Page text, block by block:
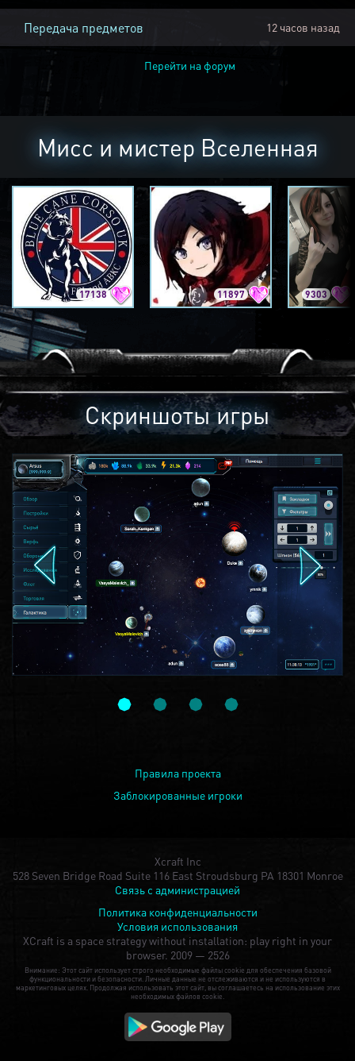
Передача предметов 12 часов назад
Перейти на форум
Мисс и мистер Вселенная
17138 11897 9303
Скриншоты игры
Правила проекта
Заблокированные игроки
Xcraft Inc
528 Seven Bridge Road Suite 116 East Stroudsburg PA 18301 Monroe
Связь с администрацией
Политика конфиденциальности
Условия использования
XCraft is a space strategy without installation: play right in your
browser. 2009 — 2526
Внимание: Этот сайт использует строго необходимые файлы cookie для обеспечения базовой
функциональности и безопасности. Личные данные не отслеживаются и не используются в
маркетинговых целях. Продолжая использовать этот сайт, вы соглашаетесь на использование этих
необходимых файлов cookie.